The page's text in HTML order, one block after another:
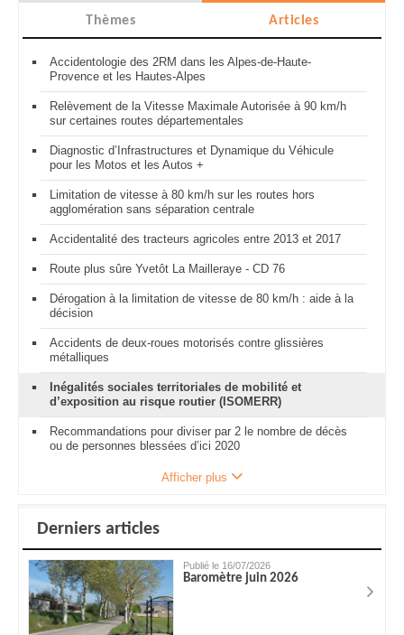
Thèmes Articles
Accidentologie des 2RM dans les Alpes-de-Haute-
Provence et les Hautes-Alpes
Relèvement de la Vitesse Maximale Autorisée à 90 km/h
sur certaines routes départementales
Diagnostic d’Infrastructures et Dynamique du Véhicule
pour les Motos et les Autos +
Limitation de vitesse à 80 km/h sur les routes hors
agglomération sans séparation centrale
Accidentalité des tracteurs agricoles entre 2013 et 2017
Route plus sûre Yvetôt La Mailleraye - CD 76
Dérogation à la limitation de vitesse de 80 km/h : aide à la
décision
Accidents de deux-roues motorisés contre glissières
métalliques
Inégalités sociales territoriales de mobilité et
d’exposition au risque routier (ISOMERR)
Recommandations pour diviser par 2 le nombre de décès
ou de personnes blessées d’ici 2020
Afficher plus
Derniers articles
Publié le 16/07/2026
Baromètre juin 2026